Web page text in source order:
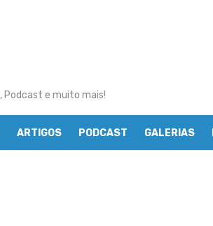
Podcast e muito mais!
ARTIGOS PODCAST GALERIAS